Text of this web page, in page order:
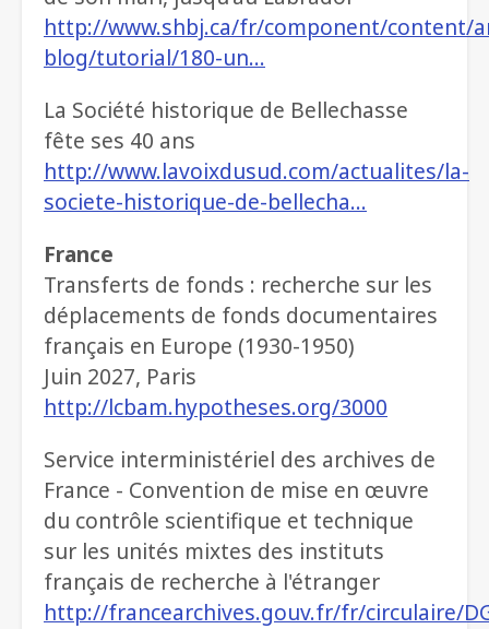
http://www.shbj.ca/fr/component/content/
blog/tutorial/180-un…
La Société historique de Bellechasse
fête ses 40 ans
http://www.lavoixdusud.com/actualites/la-
societe-historique-de-bellecha…
France
Transferts de fonds : recherche sur les
déplacements de fonds documentaires
français en Europe (1930-1950)
Juin 2027, Paris
http://lcbam.hypotheses.org/3000
Service interministériel des archives de
France - Convention de mise en œuvre
du contrôle scientifique et technique
sur les unités mixtes des instituts
français de recherche à l'étranger
http://francearchives.gouv.fr/fr/circulaire/